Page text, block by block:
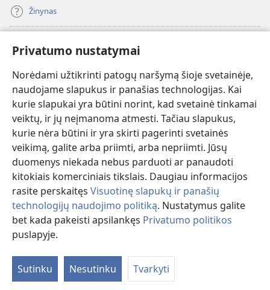
Privatumo nustatymai
Norėdami užtikrinti patogų naršymą šioje svetainėje,
naudojame slapukus ir panašias technologijas. Kai
kurie slapukai yra būtini norint, kad svetainė tinkamai
veiktų, ir jų neįmanoma atmesti. Tačiau slapukus,
kurie nėra būtini ir yra skirti pagerinti svetainės
veikimą, galite arba priimti, arba nepriimti. Jūsų
duomenys niekada nebus parduoti ar panaudoti
kitokiais komerciniais tikslais. Daugiau informacijos
rasite perskaitęs Visuotinę slapukų ir panašių
technologijų naudojimo politiką. Nustatymus galite
bet kada pakeisti apsilankęs Privatumo politikos
puslapyje.
Sutinku Nesutinku Tvarkyti
Žinynas
(atsiveria
naujas
langas)Sargybos bokšto INTERNETINĖ BIBLIOTEKA
(atsiveria
naujas
langas)JW Hub ®
(atsiveria
naujas
langas)JW Library
Watchtower Library
Copyright© 2026 Watch Tower Bible and Tract Society of Pennsylvania.
NAUDOJIMOSI SVETAINE SĄLYGOS